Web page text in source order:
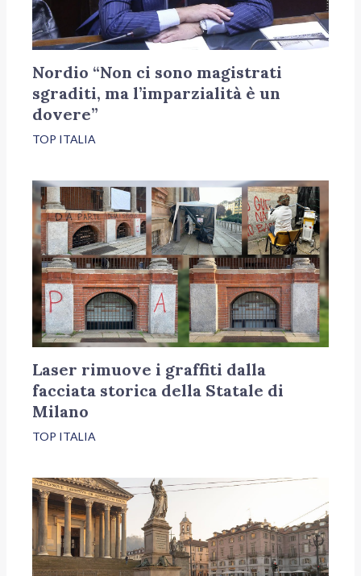
Nordio “Non ci sono magistrati
sgraditi, ma l’imparzialità è un
dovere”
TOP ITALIA
Laser rimuove i graffiti dalla
facciata storica della Statale di
Milano
TOP ITALIA